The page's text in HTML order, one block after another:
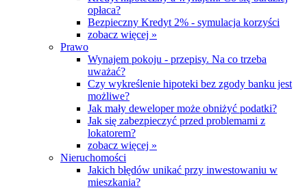
opłaca?
Bezpieczny Kredyt 2% - symulacja korzyści
zobacz więcej »
Prawo
Wynajem pokoju - przepisy. Na co trzeba
uważać?
Czy wykreślenie hipoteki bez zgody banku jest
możliwe?
Jak mały deweloper może obniżyć podatki?
Jak się zabezpieczyć przed problemami z
lokatorem?
zobacz więcej »
Nieruchomości
Jakich błędów unikać przy inwestowaniu w
mieszkania?